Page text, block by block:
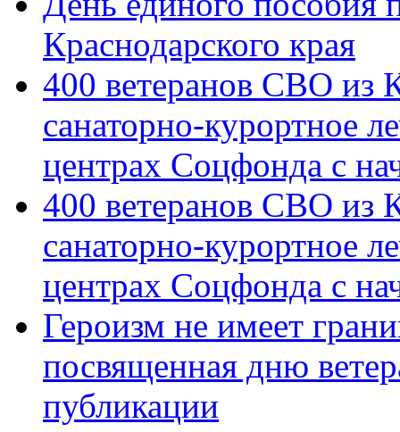
Краснодарского края
400 ветеранов СВО из
санаторно-курортное
центрах Соцфонда с
400 ветеранов СВО из
санаторно-курортное
центрах Соцфонда с
Героизм не имеет
посвященная дню
публикации